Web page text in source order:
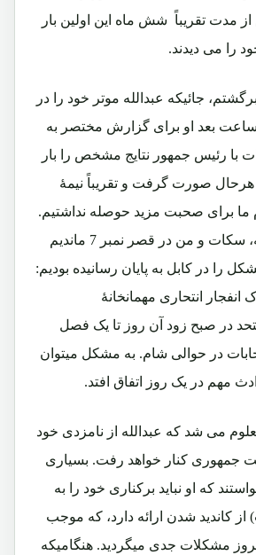
مدت تقریباً شش ماه این اولین بار
را می دیدند.
من به قصر نمبر 7 برگشتم، جائیکه عبدالله موتر خود را در
بعد او برای گزارش مختصر به
با رئیس جمهور نتایج مشخص را بار
هرحال صورت گرفت و تقریباً نیمۀ
ما برای صحبت مزید حوصله نداشتیم.
عبدالله رفت و هینه، سکات و من در قصر نمبر 7 ماندیم
را در کابل به پایان رسانیده بودیم:
انفجار انتحاری مهمانخانۀ
در صبح زود آن روز تا یک فصل
در حوالی شام. به مشکل میتوان
مهم در یک روز اتفاق افتد.
می شد که عبدالله از نامزدی خود
جمهوری کنار خواهد رفت. بسیاری
که او نباید برکناری خود را به
از کاندید شدن ارائه دارد، که موجب
مشکلات جدی میگردید. هنگامیکه